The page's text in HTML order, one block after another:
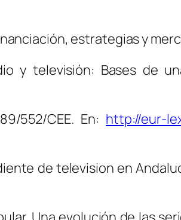
estrategias y
y televisión: Bases de
552/CEE. En: http://eur-
de television en